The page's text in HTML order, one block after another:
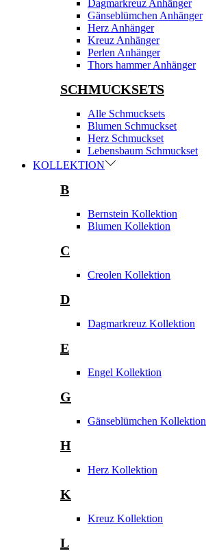
Dagmarkreuz Anhänger
Gänseblümchen Anhänger
Herz Anhänger
Kreuz Anhänger
Perlen Anhänger
Thors hammer Anhänger
SCHMUCKSETS
Alle Schmucksets
Blumen Schmuckset
Herz Schmuckset
Lebensbaum Schmuckset
KOLLEKTION
B
Bernstein Kollektion
Blumen Kollektion
C
Creolen Kollektion
D
Dagmarkreuz Kollektion
E
Engel Kollektion
G
Gänseblümchen Kollektion
H
Herz Kollektion
K
Kreuz Kollektion
L